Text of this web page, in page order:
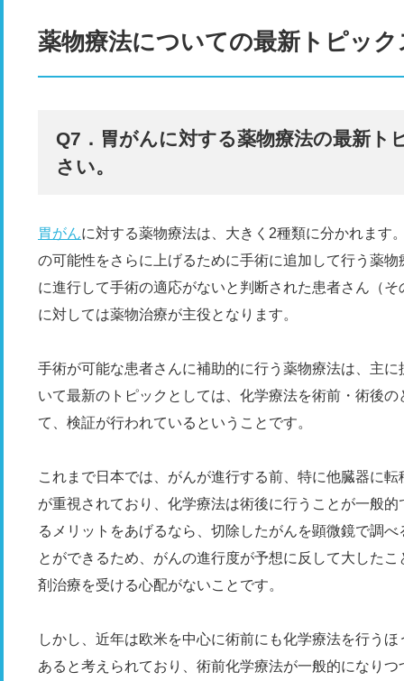
薬物療法についての最新トピック
Q7．胃がんに対する薬物療法の最新
さい。
胃がんに対する薬物療法は、大きく2種類に分かれます
の可能性をさらに上げるために手術に追加して行う薬
に進行して手術の適応がないと判断された患者さん（
に対しては薬物治療が主役となります。
手術が可能な患者さんに補助的に行う薬物療法は、主に
いて最新のトピックとしては、化学療法を術前・術後
て、検証が行われているということです。
これまで日本では、がんが進行する前、特に他臓器に
が重視されており、化学療法は術後に行うことが一般
るメリットをあげるなら、切除したがんを顕微鏡で調
とができるため、がんの進行度が予想に反して大した
剤治療を受ける心配がないことです。
しかし、近年は欧米を中心に術前にも化学療法を行う
あると考えられており、術前化学療法が一般的になり